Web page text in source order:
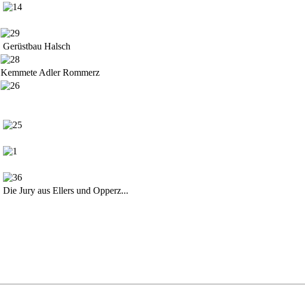
Gerüstbau Halsch
Kemmete Adler Rommerz
Die Jury aus Ellers und Opperz...